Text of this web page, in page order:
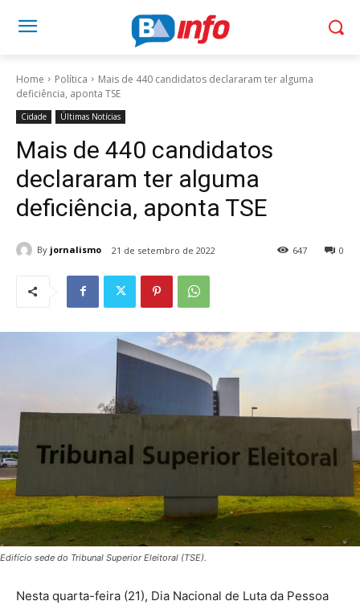
Home Política
Mais de 440 candidatos declararam ter alguma
deficiência, aponta TSE
Cidade Últimas Notícias
Mais de 440 candidatos
declararam ter alguma
deficiência, aponta TSE
By jornalismo 21 de setembro de 2022 0
647
Edifício sede do Tribunal Superior Eleitoral (TSE).
Nesta quarta-feira (21), Dia Nacional de Luta da Pessoa